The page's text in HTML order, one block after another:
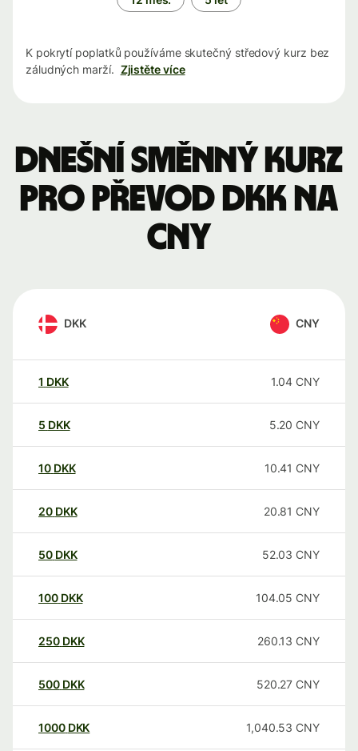
K pokrytí poplatků používáme skutečný středový kurz bez
záludných marží. Zjistěte více
Dnešní směnný kurz
pro převod DKK na
CNY
DKK CNY
1 DKK 1.04 CNY
5 DKK 5.20 CNY
10 DKK 10.41 CNY
20 DKK 20.81 CNY
50 DKK 52.03 CNY
100 DKK 104.05 CNY
250 DKK 260.13 CNY
500 DKK 520.27 CNY
1000 DKK 1,040.53 CNY